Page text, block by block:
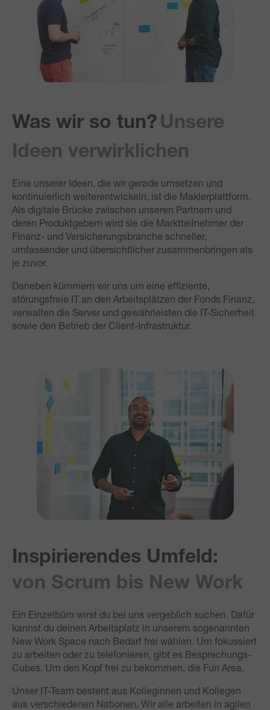
Was wir so tun?Unsere
Ideen verwirklichen
Eine unserer Ideen, die wir gerade umsetzen und
kontinuierlich weiterentwickeln, ist die Maklerplattform.
Als digitale Brücke zwischen unseren Partnern und
deren Produktgebern wird sie die Marktteilnehmer der
Finanz- und Versicherungsbranche schneller,
umfassender und übersichtlicher zusammenbringen als
je zuvor.
Daneben kümmern wir uns um eine effiziente,
störungsfreie IT an den Arbeitsplätzen der Fonds Finanz,
verwalten die Server und gewährleisten die IT-Sicherheit
sowie den Betrieb der Client-Infrastruktur.
Inspirierendes Umfeld:
von Scrum bis New Work
Ein Einzelbüro wirst du bei uns vergeblich suchen. Dafür
kannst du deinen Arbeitsplatz in unserem sogenannten
New Work Space nach Bedarf frei wählen. Um fokussiert
zu arbeiten oder zu telefonieren, gibt es Besprechungs-
Cubes. Um den Kopf frei zu bekommen, die Fun Area.
Unser IT-Team besteht aus Kolleginnen und Kollegen
aus verschiedenen Nationen. Wir alle arbeiten in agilen